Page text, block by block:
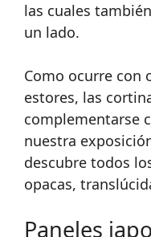
las cuales
un lado.
Como ocurre con
estores, las
complementarse
nuestra
descubre todos
opacas,
Paneles